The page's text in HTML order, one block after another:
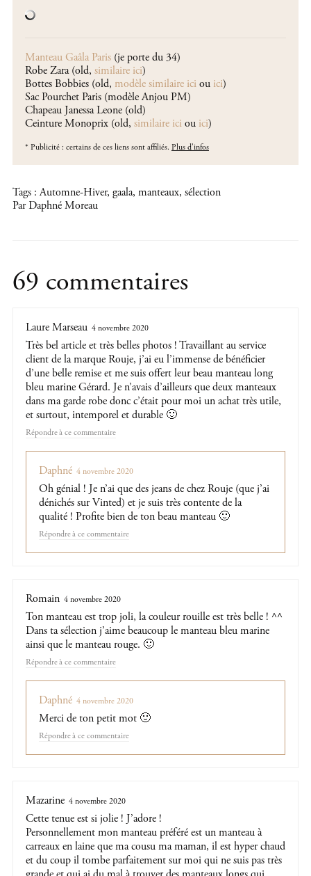
Manteau Gaâla Paris (je porte du 34)
Robe Zara (old, similaire ici)
Bottes Bobbies (old, modèle similaire iciou ici)
Sac Pourchet Paris (modèle Anjou PM)
Chapeau Janessa Leone (old)
Ceinture Monoprix (old, similaire iciou ici)
* Publicité : certains de ces liens sont affiliés. Plus d'infos
Tags :Automne-Hiver, gaala, manteaux, sélection
Par Daphné Moreau
69 commentaires
Laure Marseau 4 novembre 2020
Très bel article et très belles photos ! Travaillant au service
client de la marque Rouje, j’ai eu l’immense de bénéficier
d’une belle remise et me suis offert leur beau manteau long
bleu marine Gérard. Je n’avais d’ailleurs que deux manteaux
dans ma garde robe donc c’était pour moi un achat très utile,
et surtout, intemporel et durable 🙂
Répondre
Daphné 4 novembre 2020
Oh génial ! Je n’ai que des jeans de chez Rouje (que j’ai
dénichés sur Vinted) et je suis très contente de la
qualité ! Profite bien de ton beau manteau 🙂
Répondre
Romain 4 novembre 2020
Ton manteau est trop joli, la couleur rouille est très belle ! ^^
Dans ta sélection j’aime beaucoup le manteau bleu marine
ainsi que le manteau rouge. 🙂
Répondre
Daphné 4 novembre 2020
Merci de ton petit mot 🙂
Répondre
Mazarine 4 novembre 2020
Cette tenue est si jolie ! J’adore !
Personnellement mon manteau préféré est un manteau à
carreaux en laine que ma cousu ma maman, il est hyper chaud
et du coup il tombe parfaitement sur moi qui ne suis pas très